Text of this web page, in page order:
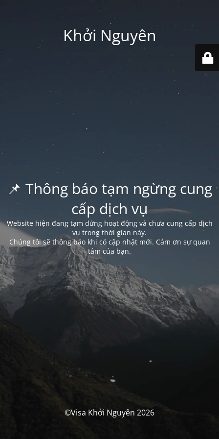
Khởi Nguyên
📌 Thông báo tạm ngừng cung
cấp dịch vụ
Website hiện đang tạm dừng hoạt động và chưa cung cấp dịch
vụ trong thời gian này.
Chúng tôi sẽ thông báo khi có cập nhật mới. Cảm ơn sự quan
tâm của bạn.
©Visa Khởi Nguyên 2026